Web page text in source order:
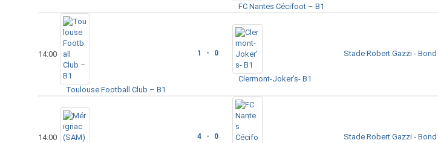
FC Nantes Cécifoot – B1
14:00
Toulouse Football Club – B1
1 - 0
Clermont-Joker’s- B1
Stade Robert Gazzi - Bondy
14:00 4 - 0 Stade Robert Gazzi - Bondy